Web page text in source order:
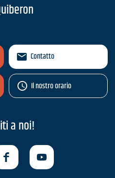
Contatto
Il nostro orario
a noi!